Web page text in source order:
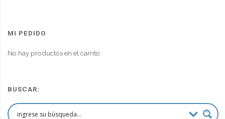
MI PEDIDO
No hay productos en el carrito.
BUSCAR: